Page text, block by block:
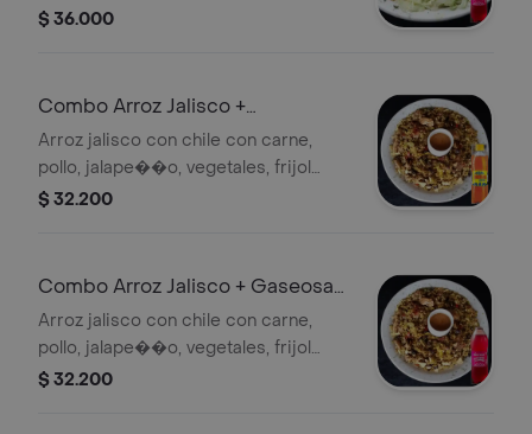
lechuga, arroz, frijol, cebolla,
$ 36.000
Combo Arroz Jalisco +
Colombiana Postob��n
Arroz jalisco con chile con carne,
pollo, jalape��o, vegetales, frijol
negro, totopos. + Gaseosa
$ 32.200
Combo Arroz Jalisco + Gaseosa
Manzana Postobon
Arroz jalisco con chile con carne,
pollo, jalape��o, vegetales, frijol
negro, totopos. + Gaseosa manzana x
$ 32.200